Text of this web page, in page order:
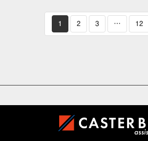
1 2 3 … 12